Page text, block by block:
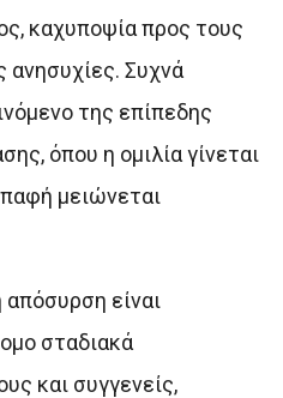
καχυποψία προς τους
ανησυχίες. Συχνά
της επίπεδης
όπου η ομιλία γίνεται
μειώνεται
είναι
σταδιακά
και συγγενείς,